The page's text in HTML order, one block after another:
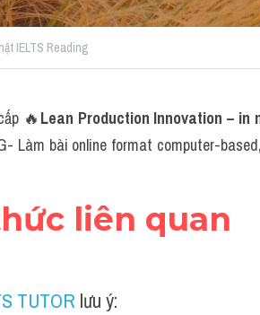
IELTS Reading
🔥 Lean Production Innovation –
Làm bài online format computer-
liên quan
TUTOR lưu ý: